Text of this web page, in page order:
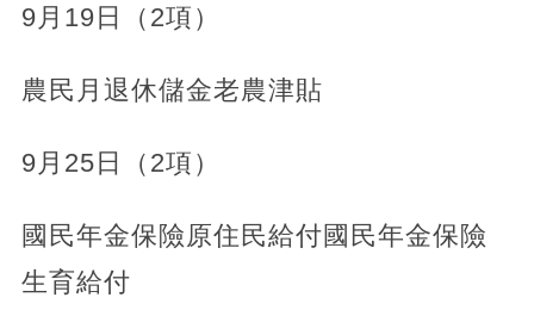
9月19日（2項）
農民月退休儲金老農津貼
9月25日（2項）
國民年金保險原住民給付國民年金保險
生育給付